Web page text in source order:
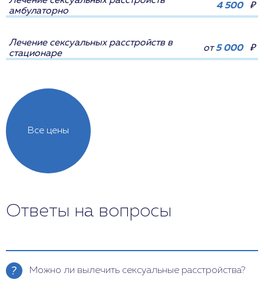
Все цены
амбулаторно
4 500 ₽
Лечение сексуальных расстройств в
стационаре
от5 000 ₽
Ответы на вопросы
Можно ли вылечить сексуальные расстройства?